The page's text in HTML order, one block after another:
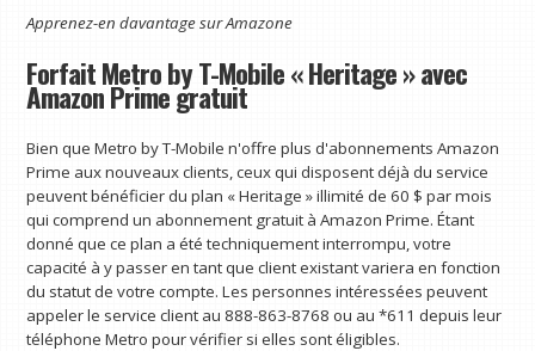
Apprenez-en davantage surAmazone
Forfait Metro by T-Mobile « Heritage » avec
Amazon Prime gratuit
Bien que Metro by T-Mobile n'offre plus d'abonnements Amazon
Prime aux nouveaux clients, ceux qui disposent déjà du service
peuvent bénéficier du plan « Heritage » illimité de 60 $ par mois
qui comprend un abonnement gratuit à Amazon Prime. Étant
donné que ce plan a été techniquement interrompu, votre
capacité à y passer en tant que client existant variera en fonction
du statut de votre compte. Les personnes intéressées peuvent
appeler le service client au 888-863-8768 ou au *611 depuis leur
téléphone Metro pour vérifier si elles sont éligibles.